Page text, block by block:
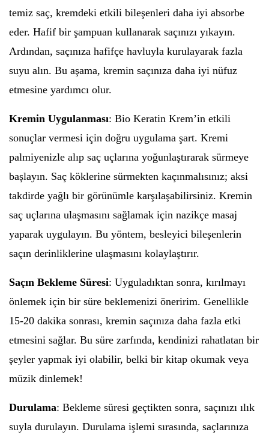
temiz saç, kremdeki etkili bileşenleri daha iyi absorbe
eder. Hafif bir şampuan kullanarak saçınızı yıkayın.
Ardından, saçınıza hafifçe havluyla kurulayarak fazla
suyu alın. Bu aşama, kremin saçınıza daha iyi nüfuz
etmesine yardımcı olur.
Kremin Uygulanması: Bio Keratin Krem’in etkili
sonuçlar vermesi için doğru uygulama şart. Kremi
palmiyenizle alıp saç uçlarına yoğunlaştırarak sürmeye
başlayın. Saç köklerine sürmekten kaçınmalısınız; aksi
takdirde yağlı bir görünümle karşılaşabilirsiniz. Kremin
saç uçlarına ulaşmasını sağlamak için nazikçe masaj
yaparak uygulayın. Bu yöntem, besleyici bileşenlerin
saçın derinliklerine ulaşmasını kolaylaştırır.
Saçın Bekleme Süresi: Uyguladıktan sonra, kırılmayı
önlemek için bir süre beklemenizi öneririm. Genellikle
15-20 dakika sonrası, kremin saçınıza daha fazla etki
etmesini sağlar. Bu süre zarfında, kendinizi rahatlatan bir
şeyler yapmak iyi olabilir, belki bir kitap okumak veya
müzik dinlemek!
Durulama: Bekleme süresi geçtikten sonra, saçınızı ılık
suyla durulayın. Durulama işlemi sırasında, saçlarınıza